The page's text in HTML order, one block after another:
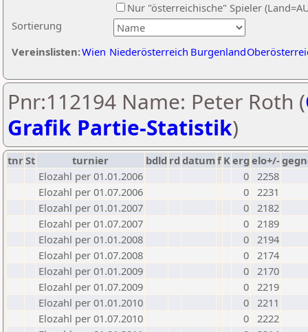
Sortierung
Nur "österreichische" Spieler
Vereinslisten:Wien Niederösterreich Burgenland
Pnr:112194 Name: Peter Roth (
Grafik Partie-Statistik)
tnrSt turnier bdld rd datumf Kerg elo+/-
Elozahl per 01.01.2006
0 2258
Elozahl per 01.07.2006
0 2231
Elozahl per 01.01.2007
0 2182
Elozahl per 01.07.2007
0 2189
Elozahl per 01.01.2008
0 2194
Elozahl per 01.07.2008
0 2174
Elozahl per 01.01.2009
0 2170
Elozahl per 01.07.2009
0 2219
Elozahl per 01.01.2010
0 2211
Elozahl per 01.07.2010
0 2222